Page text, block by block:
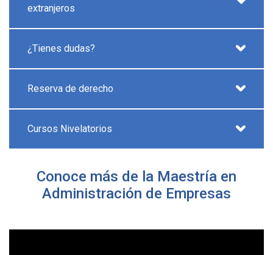
extranjeros
¿Tienes dudas?
Reserva de derecho
Cursos Nivelatorios
Conoce más de la Maestría en
Administración de Empresas